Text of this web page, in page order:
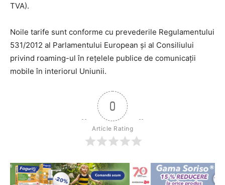
TVA).
Noile tarife sunt conforme cu prevederile Regulamentului
531/2012 al Parlamentului European şi al Consiliului
privind roaming-ul în reţelele publice de comunicaţii
mobile în interiorul Uniunii.
0
Article Rating